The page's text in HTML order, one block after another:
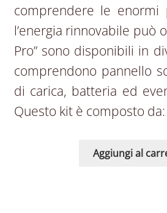
comprendere le enormi
l’energia rinnovabile può
Pro” sono disponibili in
comprendono pannello
di carica, batteria ed
Questo kit è composto
Aggiungi al